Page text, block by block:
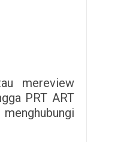
mereview
PRT ART